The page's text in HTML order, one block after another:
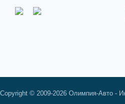
Copyright © 2009-2026 Олимпия-Авто -